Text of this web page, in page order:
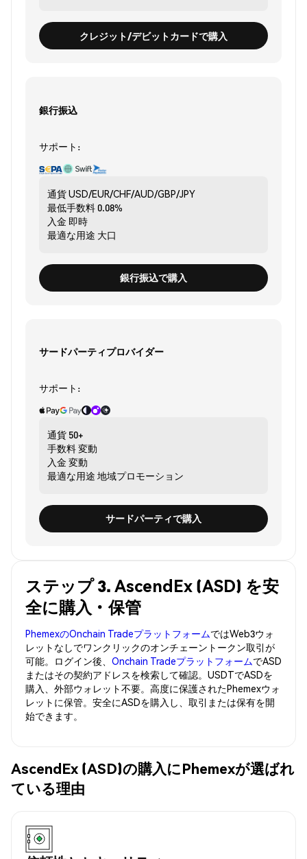
クレジット/デビットカードで購入
銀行振込
サポート:
通貨USD/EUR/CHF/AUD/GBP/JPY
最低手数料0.08%
入金 即時
最適な用途 大口
銀行振込で購入
サードパーティプロバイダー
サポート:
通貨 50+
手数料変動
入金 変動
最適な用途 地域プロモーション
サードパーティで購入
ステップ 3. AscendEx (ASD) を安
全に購入・保管
PhemexのOnchain TradeプラットフォームではWeb3ウォ
レットなしでワンクリックのオンチェーントークン取引が
可能。ログイン後、 Onchain TradeプラットフォームでASD
またはその契約アドレスを検索して確認。USDTでASDを
購入、外部ウォレット不要。高度に保護されたPhemexウォ
レットに保管。安全にASDを購入し、取引または保有を開
始できます。
AscendEx (ASD)の購入にPhemexが選ばれ
ている理由